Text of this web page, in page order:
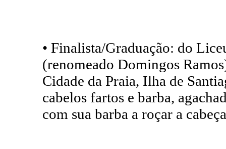
• Finalista/Graduação: do
(renomeado Domingos
Cidade da Praia, Ilha de
cabelos fartos e barba,
com sua barba a roçar a